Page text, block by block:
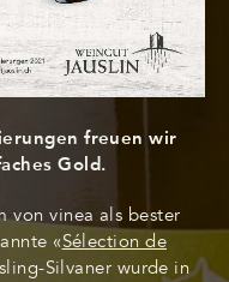
freuen wir
Gold.
von vinea als bester
«Sélection de
Silvaner wurde in